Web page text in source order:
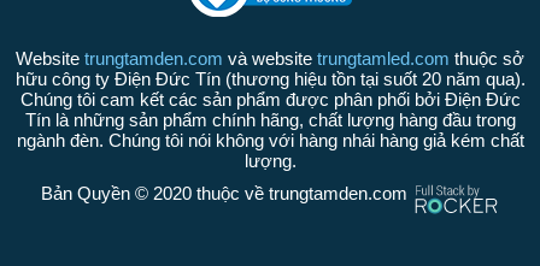
Website trungtamden.com và website trungtamled.com thuộc sở
hữu công ty Điện Đức Tín (thương hiệu tồn tại suốt 20 năm qua).
Chúng tôi cam kết các sản phẩm được phân phối bởi Điện Đức
Tín là những sản phẩm chính hãng, chất lượng hàng đầu trong
ngành đèn. Chúng tôi nói không với hàng nhái hàng giả kém chất
lượng.
Bản Quyền © 2020 thuộc về trungtamden.com